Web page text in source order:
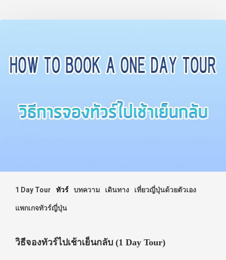
1 Day Tour ทัวร์ บทความ เดินทาง เที่ยวญี่ปุ่นด้วยตัวเอง
แพกเกจทัวร์ญี่ปุ่น
วิธีจองทัวร์ไปเช้าเย็นกลับ (1 Day Tour)